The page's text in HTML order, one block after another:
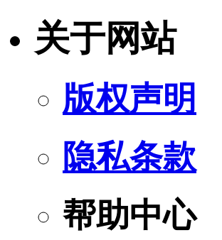
关于网站
版权声明
隐私条款
帮助中心